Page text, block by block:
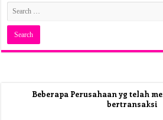
Beberapa Perusahaan yg telah
bertransaksi